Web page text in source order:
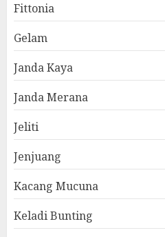
Fittonia
Gelam
Janda Kaya
Janda Merana
Jeliti
Jenjuang
Kacang Mucuna
Keladi Bunting